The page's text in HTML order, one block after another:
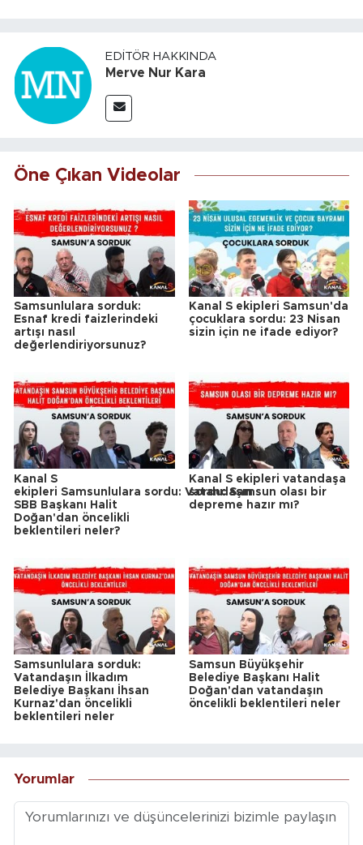
EDITÖR HAKKINDA
Merve Nur Kara
Öne Çıkan Videolar
Samsunlulara sorduk:
Esnaf kredi faizlerindeki
artışı nasıl
değerlendiriyorsunuz?
Kanal S ekipleri Samsun'da
çocuklara sordu: 23 Nisan
sizin için ne ifade ediyor?
Kanal S
ekipleri Samsunlulara sordu: Vatandaşın
SBB Başkanı Halit
Doğan'dan öncelikli
beklentileri neler?
Kanal S ekipleri vatandaşa
sordu: Samsun olası bir
depreme hazır mı?
Samsunlulara sorduk:
Vatandaşın İlkadım
Belediye Başkanı İhsan
Kurnaz'dan öncelikli
beklentileri neler
Samsun Büyükşehir
Belediye Başkanı Halit
Doğan'dan vatandaşın
öncelikli beklentileri neler
Yorumlar